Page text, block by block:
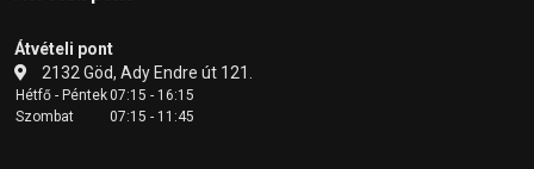
Átvételi pont
2132 Göd, Ady Endre út 121.
Hétfő - Péntek07:15 - 16:15
Szombat
07:15 - 11:45